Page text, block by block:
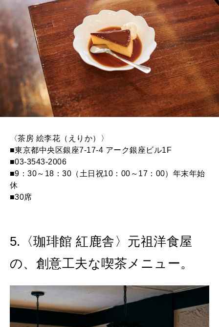
〈茶房 絵李花（えりか）〉
■東京都中央区銀座7-17-4 アーク銀座ビル1F
■03-3543-2006
■9：30～18：30（土日祝10：00～17：00）年末年始
休
■30席
5.〈珈琲館 紅鹿舎〉元祖洋食屋
の、創意工夫な喫茶メニュー。